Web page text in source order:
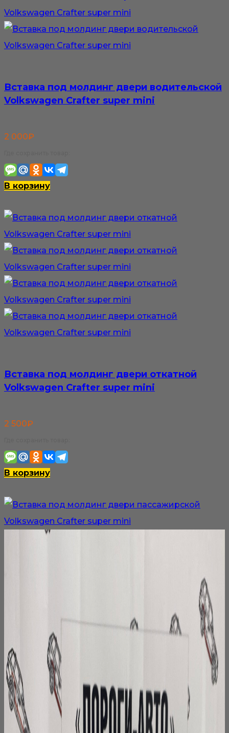
Вставка под молдинг двери водительской
Volkswagen Crafter super mini
2 000₽
В корзину
Вставка под молдинг двери откатной
Volkswagen Crafter super mini
2 500₽
В корзину